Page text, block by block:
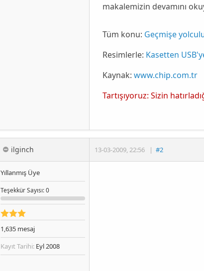
makalemizin devamını
Tüm konu: Geçmişe
Resimlerle: Kasetten
Kaynak: www.chip.com.tr
Tartışıyoruz: Sizin
ilginch 13-03-2009,22:56 | #2
Yıllanmış Üye
TeşekkürSayısı: 0
1,635 mesaj
Kayıt Tarihi: Eyl 2008